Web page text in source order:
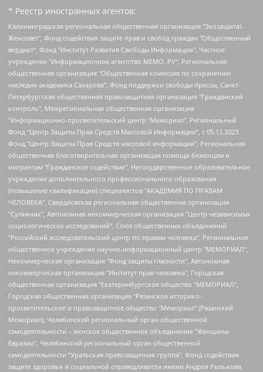
* Реестр иностранных агентов:
Калининградская региональная общественная организация "Экозащита!-Женсовет", Фонд содействия защите прав и свобод граждан "Общественный вердикт", Фонд "Институт Развития Свободы Информации", Частное учреждение "Информационное агентство МЕМО. РУ", Региональная общественная организация "Общественная комиссия по сохранению наследия академика Сахарова", Фонд поддержки свободы прессы, Санкт-Петербургская общественная правозащитная организация "Гражданский контроль", Межрегиональная общественная организация "Информационно-просветительский центр "Мемориал", Региональный Фонд "Центр Защиты Прав Средств Массовой Информации", с 05.12.2023 Фонд "Центр Защиты Прав Средств массовой информации", Региональная общественная благотворительная организация помощи беженцам и мигрантам "Гражданское содействие", Негосударственное образовательное учреждение дополнительного профессионального образования (повышение квалификации) специалистов "АКАДЕМИЯ ПО ПРАВАМ ЧЕЛОВЕКА", Свердловская региональная общественная организация "Сутяжник", Автономная некоммерческая организация "Центр независимых социологических исследований", Союз общественных объединений "Российский исследовательский центр по правам человека", Региональное общественное учреждение научно-информационный центр "МЕМОРИАЛ", Некоммерческая организация "Фонд защиты гласности", Автономная некоммерческая организация "Институт прав человека", Городская общественная организация "Екатеринбургское общество "МЕМОРИАЛ", Городская общественная организация "Рязанское историко-просветительское и правозащитное общество "Мемориал" (Рязанский Мемориал), Челябинский региональный орган общественной самодеятельности – женское общественное объединение "Женщины Евразии", Челябинский региональный орган общественной самодеятельности "Уральская правозащитная группа", Фонд содействия защите здоровья и социальной справедливости имени Андрея Рылькова, Автономная Некоммерческая Организация "Аналитический Центр Юрия Левады", Автономная некоммерческая организация социальной поддержки населения "Проект Апрель", Региональная общественная организация помощи женщинам и детям, находящимся в кризисной ситуации "Информационно-методический центр "Анна", Фонд содействия развитию массовых коммуникаций и правовому просвещению "Так-так-Так", Фонд содействия устойчивому развитию "Серебряная тайга", Свердловский региональный общественный фонд социальных проектов "Новое время", "Idel.Реалии", Кавказ.Реалии, Крым.Реалии, Телеканал Настоящее Время, Татаро-башкирская служба Радио Свобода (Azatliq Radiosi), Радио Свободная Европа/Радио Свобода (PCE/PC), "Сибирь.Реалии", "Фактограф", Благотворительный фонд помощи осужденным и их семьям, Автономная некоммерческая организация "Институт глобализации и социальных движений", Фонд "В защиту прав заключенных", Частное учреждение "Центр поддержки и содействия развитию средств массовой информации", Пензенский региональный общественный благотворительный фонд "Гражданский союз", "Север.Реалии", Некоммерческая организация Фонд "Правовая инициатива", Общество с ограниченной ответственностью "Радио Свободная Европа/Радио Свобода", Чешское информационное агентство "MEDIUM-ORIENT", Красноярская региональная общественная организация "Мы против СПИДа", Камалягин Денис Николаевич, Маркелов Сергей Евгеньевич, Пономарев Лев Александрович, Савицкая Людмила Алексеевна, Автономная некоммерческая организация "Центр по работе с проблемой насилия "НАСИЛИЮ.НЕТ", Межрегиональный профессиональный союз работников здравоохранения "Альянс врачей", Юридическое лицо, зарегистрированное в Латвийской Республике, SIA "Medusa Project" (регистрационный номер 40103797863, дата регистрации 10.06.2014), Некоммерческая организация "Фонд по борьбе с коррупцией", Автономная некоммерческая организация "Институт права и публичной политики", Баданин Роман Сергеевич, Гликин Максим Александрович, Железнова Мария Михайловна, Лукьянова Юлия Сергеевна, Маетная Елизавета Витальевна, Маняхин Петр Борисович, Чуракова Ольга Владимировна, Ярош Юлия Петровна, Юридическое лицо "The Insider SIA", зарегистрированное в Риге, Латвийская Республика (дата регистрации 26.06.2015), являющееся администратором доменного имени интернет-издания "The Insider SIA", https://theins.ru, Постернак Алексей Евгеньевич, Рубин Михаил Аркадьевич, Анин Роман Александрович, Юридическое лицо Istories fonds, зарегистрированное в Латвийской Республике (регистрационный номер 50008295751, дата регистрации 24.02.2020), Великовский Дмитрий Александрович, Долинина Ирина Николаевна, Мароховская Алеся Алексеевна, Шлейнов Роман Юрьевич, Шмагун Олеся Валентиновна, Общество с ограниченной ответственностью "Альтаир 2021", Общество с ограниченной ответственностью "Вега 2021", Общество с ограниченной ответственностью "Главный редактор 2021", Общество с ограниченной ответственностью "Ромашки монолит", Важенков Артем Валерьевич, Ивановская областная общественная организация "Центр гендерных исследований", Гурман Юрий Альбертович, Медиапроект "ОВД-Инфо", Егоров Владимир Владимирович, Жилинский Владимир Александрович, Общество с ограниченной ответственностью "ЗП", Иванова София Юрьевна, Карезина Инна Павловна, Кильтау Екатерина Викторовна, Петров Алексей Викторович, Пискунов Сергей Евгеньевич, Смирнов Сергей Сергеевич, Тихонов Михаил Сергеевич, Общество с ограниченной ответственностью "ЖУРНАЛИСТ-ИНОСТРАННЫЙ АГЕНТ", Арапова Галина Юрьевна, Вольтская Татьяна Анатольевна, Американская компания "Mason G.E.S. Anonymous Foundation" (США), являющаяся владельцем интернет-издания https://mnews.world/, Компания "Stichting Bellingcat", зарегистрированная в Нидерландах (дата регистрации 11.07.2018), Захаров Андрей Вячеславович, Клепиковская Екатерина Дмитриевна, Общество с ограниченной ответственностью "МЕМО", Перл Роман Александрович, Симонов Евгений Алексеевич, Соловьева Елена Анатольевна, Сотников Даниил Владимирович, Сурначева Елизавета Дмитриевна, Автономная некоммерческая организация по защите прав человека и информированию населения "Якутия – Наше Мнение", Общество с ограниченной ответственностью "Москоу диджитал медиа", с 26.01.2023 Общество с ограниченной ответственностью "Чайка Белые сады", Ветошкина Валерия Валерьевна, Заговора Максим Александрович, Межрегиональное общественное движение "Российская ЛГБТ - сеть", Оленичев Максим Владимирович, Павлов Иван Юрьевич, Скворцова Елена Сергеевна, Общество с ограниченной ответственностью "Как бы инагент", Кочетков Игорь Викторович, Общество с ограниченной ответственностью "Честные выборы", Еланчик Олег Александрович, Общество с ограниченной ответственностью "Нобелевский призыв", Гималова Регина Эмилевна, Григорьев Андрей Валерьевич, Григорьева Алина Александровна, Ассоциация по содействию защите прав призывников, альтернативнослужащих и военнослужащих "Правозащитная группа "Гражданин.Армия.Право", Хисамова Регина Фаритовна, Автономная некоммерческая организация по реализации социально-правовых программ "Лилит", Дальневосточное общественное движение "Маяк", Санкт-Петербургская ЛГБТ-инициативная группа "Выход", Инициативная группа ЛГБТ+ "Реверс", Алексеев Андрей Викторович, Бекбулатова Таисия Львовна, Беляев Иван Михайлович, Владыкина Елена Сергеевна, Гельман Марат Александрович, Никульшина Вероника Юрьевна, Толоконникова Надежда Андреевна, Шендерович Виктор Анатольевич, Общество с ограниченной ответственностью "Данное сообщение", Общество с ограниченной ответственностью Издательский дом "Новая глава", Айнбиндер Александра Александровна, Московский комьюнити-центр для ЛГБТ+инициатив, Благотворительный фонд развития филантропии, Deutsche Welle (Германия, Kurt-Schumacher-Strasse 3, 53113 Bonn), Борзунова Мария Михайловна, Воробьев Виктор Викторович, Голубева Анна Львовна, Константинова Алла Михайловна, Малкова Ирина Владимировна, Мурадов Мурад Абдулгалимович, Осетинская Елизавета Николаевна, Понасенков Евгений Николаевич, Ганапольский Матвей Юрьевич, Киселев Евгений Алексеевич, Борухович Ирина Григорьевна, Дремин Иван Тимофеевич, Дубровский Дмитрий Викторович, Красноярская региональная общественная организация поддержки и развития альтернативных образовательных технологий и межкультурных коммуникаций "ИНТЕРРА", Маяковская Екатерина Алексеевна, Фейгин Марк Захарович, Филимонов Андрей Викторович, Дзугкоева Регина Николаевна, Доброхотов Роман Александрович, Дудь Юрий Александрович, Елкин Сергей Владимирович, Кругликов Кирилл Игоревич, Сабунаева Мария Леонидовна, Семенов Алексей Владимирович, Шаинян Карен Багратович, Шульман Екатерина Михайловна, Асафьев Артур Валерьевич, Вахштайн Виктор Семенович, Венедиктов Алексей Алексеевич, Лушникова Екатерина Евгеньевна, Волков Леонид Михайлович, Невзоров Александр Глебович, Пархоменко Сергей Борисович, Сироткин Ярослав Николаевич, Кара-Мурза Владимир Владимирович, Баранова Наталья Владимировна, Гозман Леонид Яковлевич, Кагарлицкий Борис Юльевич, Климарев Михаил Валерьевич, Милов Владимир Станиславович, Автономная некоммерческая организация Краснодарский центр современного искусства "Типография", Моргенштерн Алишер Тагирович, Соболь Любовь Эдуардовна, Общество с ограниченной ответственностью "ЛИЗА НОРМ", Каспаров Гарри Кимович, Ходорковский Михаил Борисович, Общество с ограниченной ответственностью "Апрельские тезисы", Данилович Ирина Брониславовна, Кашин Олег Владимирович, Петров Николай Владимирович, Пивоваров Алексей Владимирович, Соколов Михаил Владимирович, Цветкова Юлия Владимировна, Чичваркин Евгений Александрович, Комитет против пыток/Команда против пыток, Общество с ограниченной ответственностью "Первый научный", Общество с ограниченной ответственностью "Вертолет и ко", Белоцерковская Вероника Борисовна, Кац Максим Евгеньевич, Лазарева Татьяна Юрьевна, Шаведдинов Руслан Табризович, Яшин Илья Валерьевич, Общество с ограниченной ответственностью "Иноагент ААВ", Алешковский Дмитрий Петрович, Альбац Евгения Марковна, Быков Дмитрий Львович, Галямина Юлия Евгеньевна, Лойко Сергей Леонидович, Мартынов Кирилл Константинович, Медведев Сергей Александрович, Крашенинников Федор Геннадиевич, Гордеева Катерина Вл